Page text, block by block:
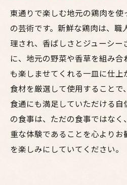
東通りで楽しむ地元の鶏肉を使
の芸術です。新鮮な鶏肉は、職
理され、香ばしさとジューシー
に、地元の野菜や香草を組み合
も楽しませてくれる一皿に仕上
食材を厳選して使用することで
食通にも満足していただける自
の食事は、ただの食事ではな
重な体験であることを心よりお
を楽しみにしていてください。